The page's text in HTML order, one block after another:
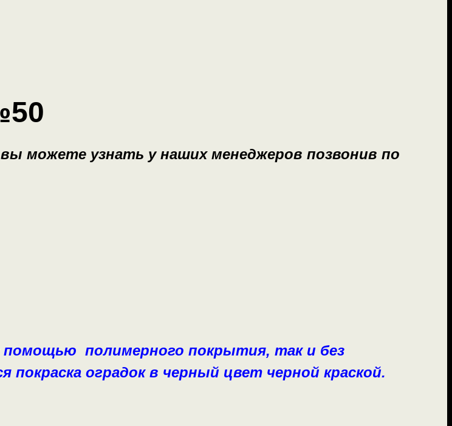
можете узнать у наших менеджеров позвонив по
полимерного покрытия, так и без
покраска оградок в черный цвет черной краской.